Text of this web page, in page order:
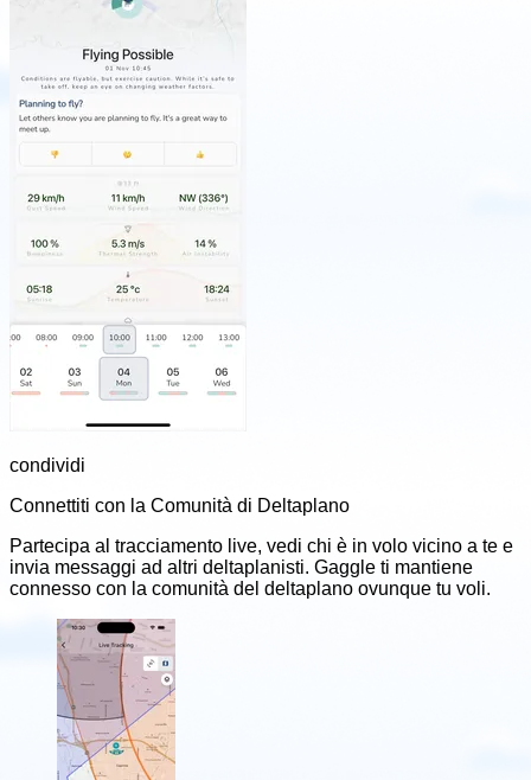
condividi
Connettiti con la Comunità di Deltaplano
Partecipa al tracciamento live, vedi chi è in volo vicino a te e
invia messaggi ad altri deltaplanisti. Gaggle ti mantiene
connesso con la comunità del deltaplano ovunque tu voli.